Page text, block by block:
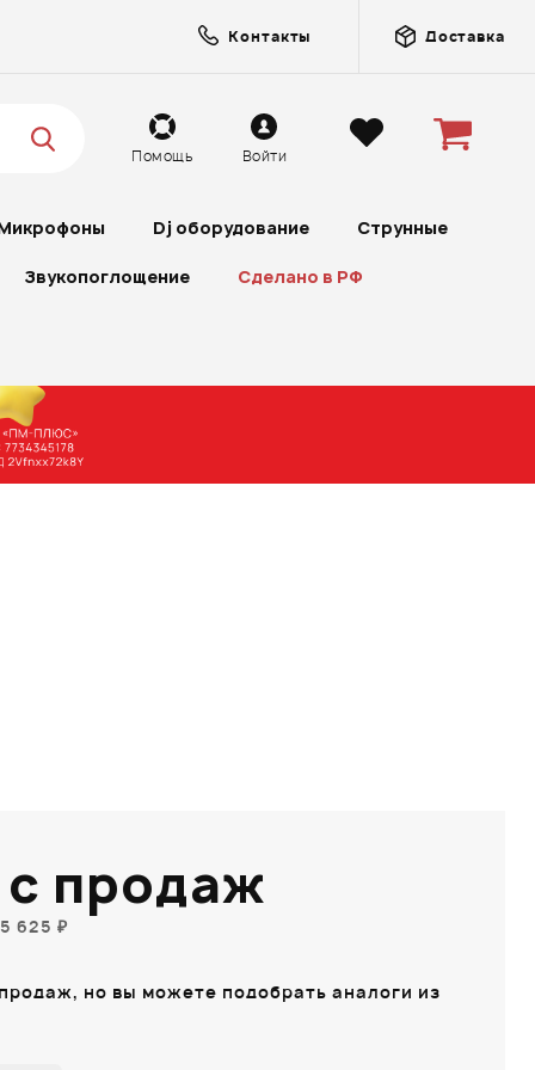
Контакты Доставка
Помощь Войти
Dj оборудование Струнные
Звукопоглощение Сделано в РФ
продаж
625 ₽
но вы можете подобрать аналоги из